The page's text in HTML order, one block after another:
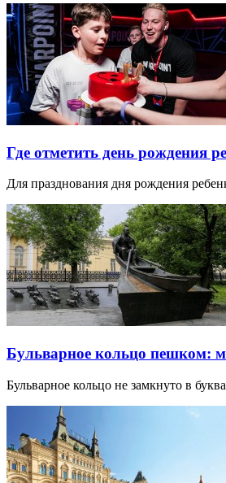
Где отметить день рождения
Для празднования дня рождения
Бульварное кольцо пешком:
Бульварное кольцо не замкнуто в